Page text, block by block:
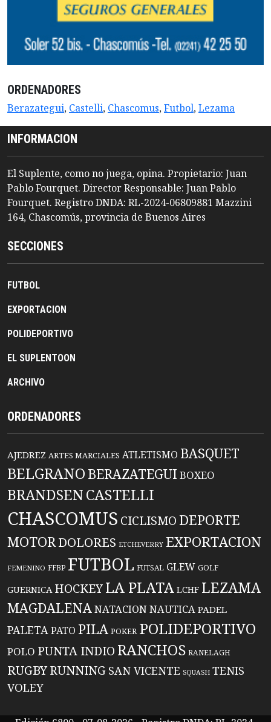
ORDENADORES
Berazategui, Castelli, Chascomus,Futbol,Lezama
INFORMACION
El Suplente, como no juega, opina. Propietario: Juan
Pablo Fourquet. Director Responsable: Juan Pablo
Fourquet. Registro DNDA: RL-2024-06809881 Mazzini
164, Chascomús, provincia de Buenos Aires
SECCIONES
FUTBOL
EXPORTACION
POLIDEPORTIVO
EL SUPLENTOON
ARCHIVO
ORDENADORES
AJEDREZ ARTES MARCIALES ATLETISMO BASQUET
BELGRANO BERAZATEGUIBOXEO
BRANDSENCASTELLI
CHASCOMUS CICLISMO DEPORTE
MOTORDOLORES ETCHEVERRY EXPORTACION
FEMENINO FFBP FUTBOL FUTSAL GLEW GOLF
GUERNICA HOCKEYLA PLATA LCHF LEZAMA
MAGDALENANATACIONNAUTICA PADEL
PALETAPATO PILA POKER POLIDEPORTIVO
POLO PUNTA INDIO RANCHOS RANELAGH
RUGBYRUNNING SAN VICENTE SQUASH TENIS
VOLEY